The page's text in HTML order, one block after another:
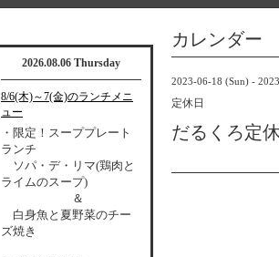
カレンダー
2023-06-18 (Sun) -
定休日
だるくろ定
2026.08.06 Thursday
8/6(木)～7(金)のランチメニ
ュー
・限定！スーププレート
ランチ
ソパ・デ・リマ(鶏肉と
ライムのスープ)
＆
白身魚と夏野菜のチー
ズ焼き